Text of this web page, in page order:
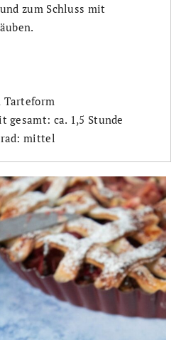
zum Schluss mit
Tarteform
gesamt: ca. 1,5 Stunde
mittel